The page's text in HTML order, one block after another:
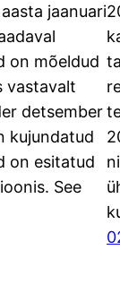
jaanuari
on mõeldud
vastavalt
detsember
kujundatud
on esitatud
See